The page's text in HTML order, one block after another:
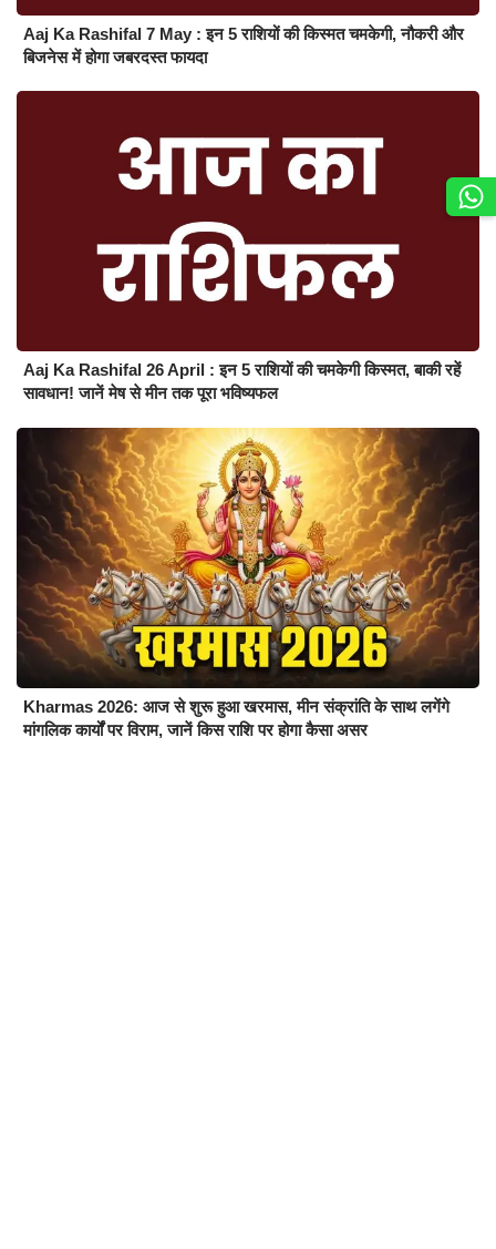
Aaj Ka Rashifal 7 May : इन 5 राशियों की किस्मत चमकेगी, नौकरी और
बिजनेस में होगा जबरदस्त फायदा
Aaj Ka Rashifal 26 April : इन 5 राशियों की चमकेगी किस्मत, बाकी रहें
सावधान! जानें मेष से मीन तक पूरा भविष्यफल
Kharmas 2026: आज से शुरू हुआ खरमास, मीन संक्रांति के साथ लगेंगे
मांगलिक कार्यों पर विराम, जानें किस राशि पर होगा कैसा असर